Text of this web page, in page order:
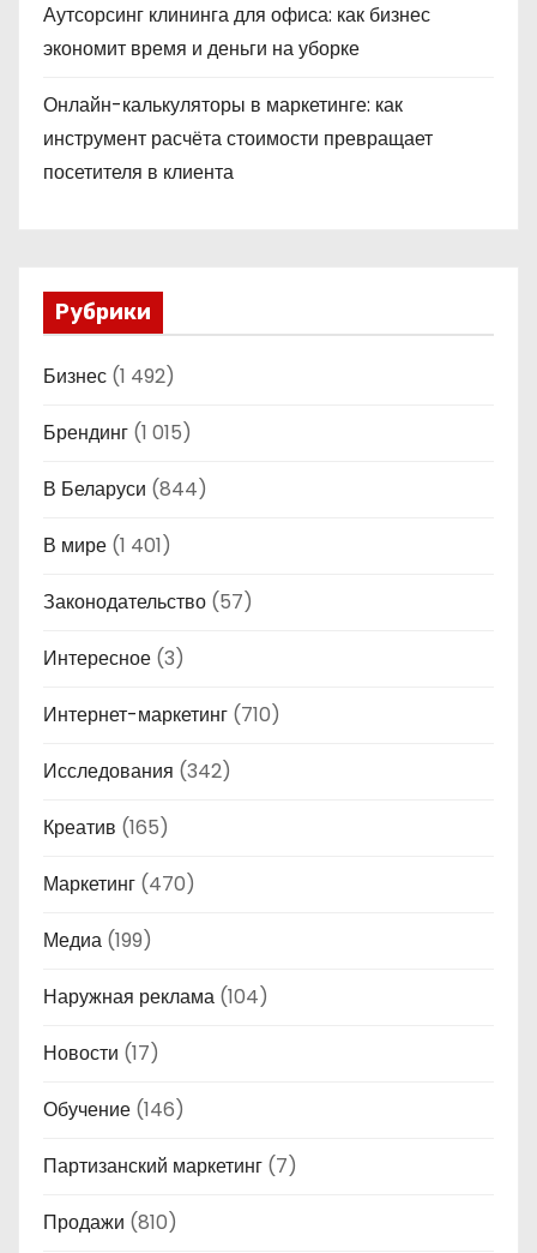
Аутсорсинг клининга для офиса: как бизнес
экономит время и деньги на уборке
Онлайн-калькуляторы в маркетинге: как
инструмент расчёта стоимости превращает
посетителя в клиента
Рубрики
Бизнес (1 492)
Брендинг (1 015)
В Беларуси (844)
В мире (1 401)
Законодательство (57)
Интересное (3)
Интернет-маркетинг (710)
Исследования (342)
Креатив (165)
Маркетинг (470)
Медиа (199)
Наружная реклама (104)
Новости (17)
Обучение (146)
Партизанский маркетинг (7)
Продажи (810)